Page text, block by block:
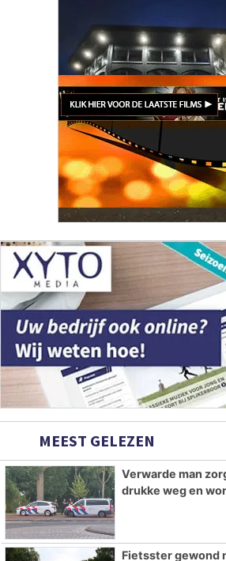
MEEST GELEZEN
Verwarde man
drukke weg en
Fietsster gewond